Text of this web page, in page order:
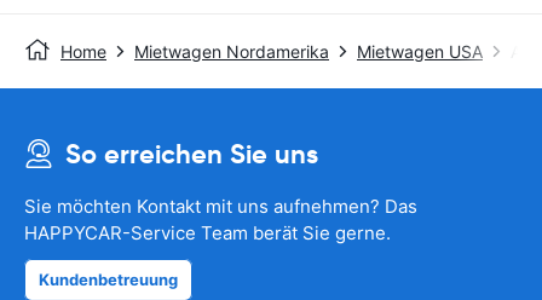
Home Mietwagen Nordamerika Mietwagen USA
So erreichen Sie uns
Sie möchten Kontakt mit uns aufnehmen? Das
HAPPYCAR-Service Team berät Sie gerne.
Kundenbetreuung